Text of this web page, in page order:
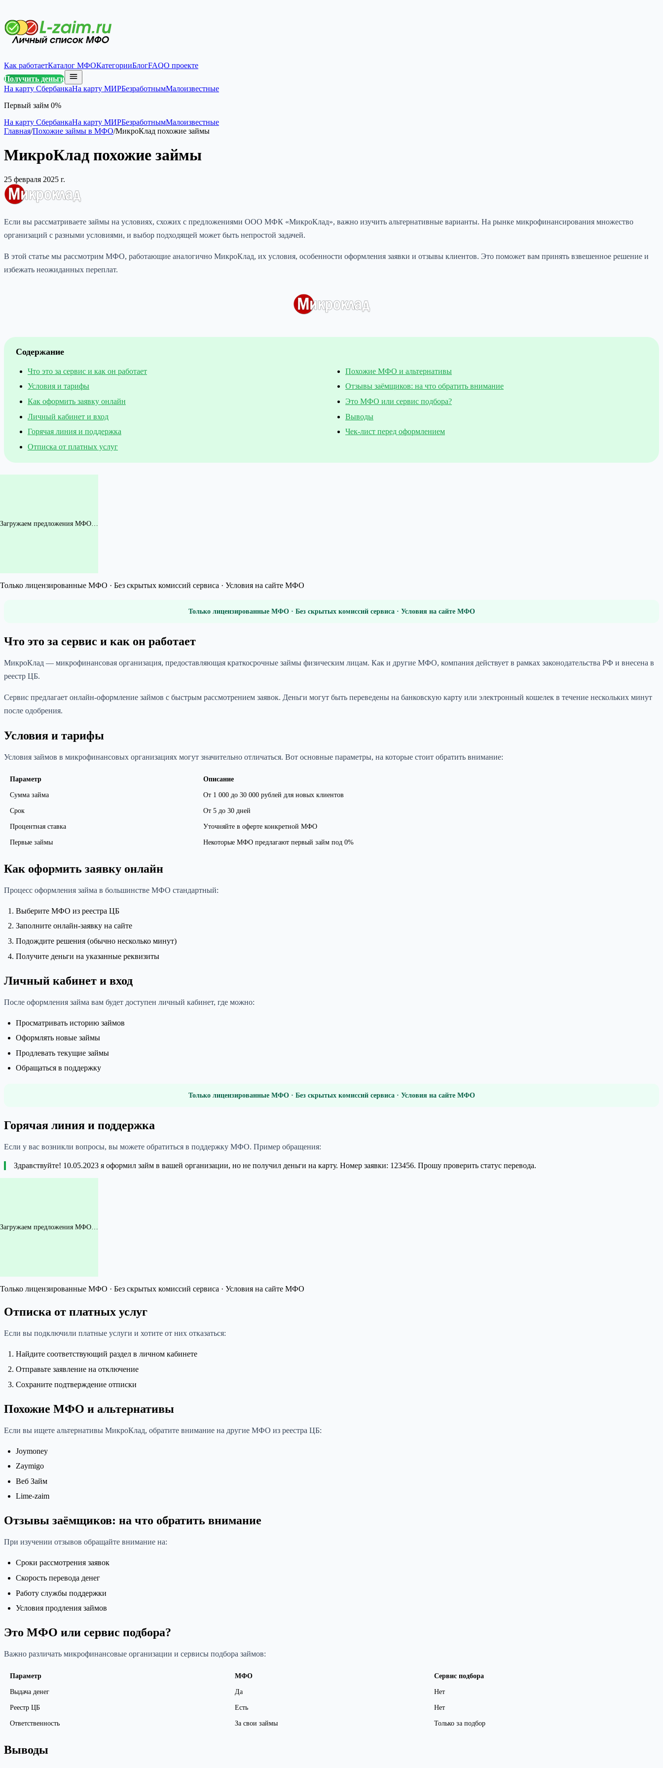
Как работаетКаталог МФОКатегорииБлогFAQО проекте
Получить деньги
На карту СбербанкаНа карту МИРБезработнымМалоизвестные
Первый займ 0%
На карту СбербанкаНа карту МИРБезработнымМалоизвестные
Главная/Похожие займы в МФО/МикроКлад похожие займы
МикроКлад похожие займы
25 февраля 2025 г.
Если вы рассматриваете займы на условиях, схожих с предложениями ООО МФК «МикроКлад», важно изучить альтернативные варианты. На рынке микрофинансирования множество
организаций с разными условиями, и выбор подходящей может быть непростой задачей.
В этой статье мы рассмотрим МФО, работающие аналогично МикроКлад, их условия, особенности оформления заявки и отзывы клиентов. Это поможет вам принять взвешенное решение и
избежать неожиданных переплат.
Содержание
Что это за сервис и как он работает
Условия и тарифы
Как оформить заявку онлайн
Личный кабинет и вход
Горячая линия и поддержка
Отписка от платных услуг
Похожие МФО и альтернативы
Отзывы заёмщиков: на что обратить внимание
Это МФО или сервис подбора?
Выводы
Чек-лист перед оформлением
Загружаем предложения МФО…
Только лицензированные МФО · Без скрытых комиссий сервиса · Условия на сайте МФО
Только лицензированные МФО · Без скрытых комиссий сервиса · Условия на сайте МФО
Что это за сервис и как он работает
МикроКлад — микрофинансовая организация, предоставляющая краткосрочные займы физическим лицам. Как и другие МФО, компания действует в рамках законодательства РФ и внесена в
реестр ЦБ.
Сервис предлагает онлайн-оформление займов с быстрым рассмотрением заявок. Деньги могут быть переведены на банковскую карту или электронный кошелек в течение нескольких минут
после одобрения.
Условия и тарифы
Условия займов в микрофинансовых организациях могут значительно отличаться. Вот основные параметры, на которые стоит обратить внимание:
Параметр Описание
Сумма займа От 1 000 до 30 000 рублей для новых клиентов
Срок От 5 до 30 дней
Процентная ставка Уточняйте в оферте конкретной МФО
Первые займы Некоторые МФО предлагают первый займ под 0%
Как оформить заявку онлайн
Процесс оформления займа в большинстве МФО стандартный:
Выберите МФО из реестра ЦБ
Заполните онлайн-заявку на сайте
Подождите решения (обычно несколько минут)
Получите деньги на указанные реквизиты
Личный кабинет и вход
После оформления займа вам будет доступен личный кабинет, где можно:
Просматривать историю займов
Оформлять новые займы
Продлевать текущие займы
Обращаться в поддержку
Только лицензированные МФО · Без скрытых комиссий сервиса · Условия на сайте МФО
Горячая линия и поддержка
Если у вас возникли вопросы, вы можете обратиться в поддержку МФО. Пример обращения:
Здравствуйте! 10.05.2023 я оформил займ в вашей организации, но не получил деньги на карту. Номер заявки: 123456. Прошу проверить статус перевода.
Загружаем предложения МФО…
Только лицензированные МФО · Без скрытых комиссий сервиса · Условия на сайте МФО
Отписка от платных услуг
Если вы подключили платные услуги и хотите от них отказаться:
Найдите соответствующий раздел в личном кабинете
Отправьте заявление на отключение
Сохраните подтверждение отписки
Похожие МФО и альтернативы
Если вы ищете альтернативы МикроКлад, обратите внимание на другие МФО из реестра ЦБ:
Joymoney
Zaymigo
Веб Займ
Lime-zaim
Отзывы заёмщиков: на что обратить внимание
При изучении отзывов обращайте внимание на:
Сроки рассмотрения заявок
Скорость перевода денег
Работу службы поддержки
Условия продления займов
Это МФО или сервис подбора?
Важно различать микрофинансовые организации и сервисы подбора займов:
Параметр МФО Сервис подбора
Выдача денег Да Нет
Реестр ЦБ Есть Нет
Ответственность За свои займы Только за подбор
Выводы